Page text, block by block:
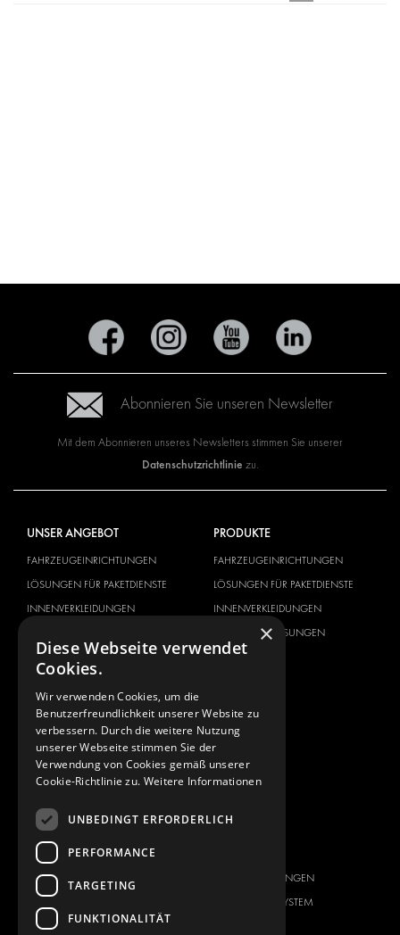
Abonnieren Sie unseren Newsletter
Mit dem Abonnieren unseres Newsletters stimmen Sie unserer
Datenschutzrichtlinie zu.
UNSER ANGEBOT
FAHRZEUGEINRICHTUNGEN
LÖSUNGEN FÜR PAKETDIENSTE
INNENVERKLEIDUNGEN
SICHERHEITSPRODUKTE
AUFBEWAHRUNGSMÖGLICHKEITEN
LÖSUNGEN FÜR DIE WERKSTATT
FAHRZEUGBEKLEBUNG
FLOTTENMANAGEMENT
PRODUKTE
FAHRZEUGEINRICHTUNGEN
LÖSUNGEN FÜR PAKETDIENSTE
INNENVERKLEIDUNGEN
ELEKTRONIK-LÖSUNGEN
KITS
FAHRZEUGHERSTELLER
CITROËN
FIAT
KOMPLETTLÖSUNGEN
ÜBER MODUL-SYSTEM
×
Diese Webseite verwendet
Cookies.
Wir verwenden Cookies, um die
Benutzerfreundlichkeit unserer Website zu
verbessern. Durch die weitere Nutzung
unserer Webseite stimmen Sie der
Verwendung von Cookies gemäß unserer
Cookie-Richtlinie zu. Weitere Informationen
UNBEDINGT ERFORDERLICH
PERFORMANCE
TARGETING
FUNKTIONALITÄT